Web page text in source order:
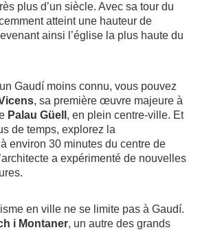
plus d’un siècle. Avec sa tour du
atteint une hauteur de
ainsi l’église la plus haute du
Gaudí moins connu, vous pouvez
, sa première œuvre majeure à
Palau Güell , en plein centre-ville. Et
de temps, explorez la
à environ 30 minutes du centre de
a expérimenté de nouvelles
en ville ne se limite pas à Gaudí.
i Montaner, un autre des grands